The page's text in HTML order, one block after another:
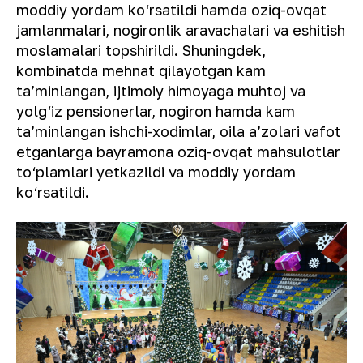
moddiy yordam ko‘rsatildi hamda oziq-ovqat
jamlanmalari, nogironlik aravachalari va eshitish
moslamalari topshirildi. Shuningdek,
kombinatda mehnat qilayotgan kam
taʼminlangan, ijtimoiy himoyaga muhtoj va
yolg‘iz pensionerlar, nogiron hamda kam
taʼminlangan ishchi-xodimlar, oila aʼzolari vafot
etganlarga bayramona oziq-ovqat mahsulotlar
to‘plamlari yetkazildi va moddiy yordam
ko‘rsatildi.